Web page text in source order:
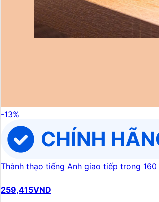
-13%
Thành thạo tiếng Anh giao tiếp trong
259,415VND